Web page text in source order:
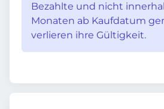
Bezahlte und nicht
Monaten ab Kaufdatum
verlieren ihre Gültigkeit.